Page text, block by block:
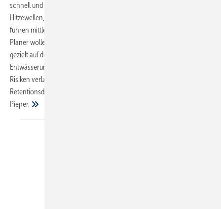
schnell und unverzüglich vom Dach ­abgeleitet werden. Doch
Hitzewellen, Starkregen und Stürme als Folgen des Klimawandels
führen mittlerweile zu einem Umdenken. Immer mehr Bauherren und
Planer wollen das Regenwasser nicht nur zeitverzögert, sondern
gezielt auf der Dachfläche zurückhalten. Eine gedrosselte
Entwässerung bietet hier viele Chancen, ist aber auch mit einigen
Risiken verbunden. Was es hierbei zu beachten gilt und wie
Retentionsdächer berechnet werden können, erläutert Rainer
Pieper.